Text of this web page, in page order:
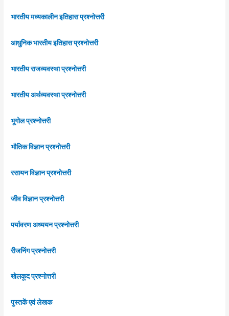
भारतीय मध्यकालीन इतिहास प्रश्नोत्तरी
आधुनिक भारतीय इतिहास प्रश्नोत्तरी
भारतीय राजव्यवस्था प्रश्नोत्तरी
भारतीय अर्थव्यवस्था प्रश्नोत्तरी
भूगोल प्रश्नोत्तरी
भौतिक विज्ञान प्रश्नोत्तरी
रसायन विज्ञान प्रश्नोत्तरी
जीव विज्ञान प्रश्नोत्तरी
पर्यावरण अध्ययन प्रश्नोत्तरी
रीजनिंग प्रश्नोत्तरी
खेलकूद प्रश्नोत्तरी
पुस्तकें एवं लेखक